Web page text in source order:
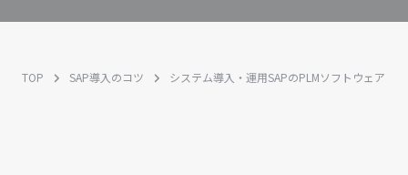
TOP SAP導入のコツ システム導入・運用SAPのPLMソフトウェアと